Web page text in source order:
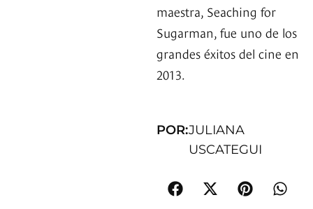
maestra, Seaching for
Sugarman, fue uno de los
grandes éxitos del cine en
2013.
POR:JULIANA
USCATEGUI